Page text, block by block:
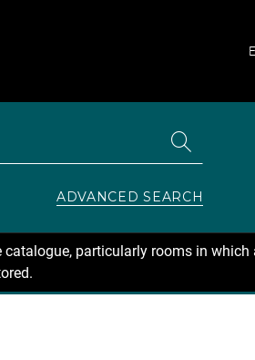
ADVANCED SEARCH
particularly rooms in which